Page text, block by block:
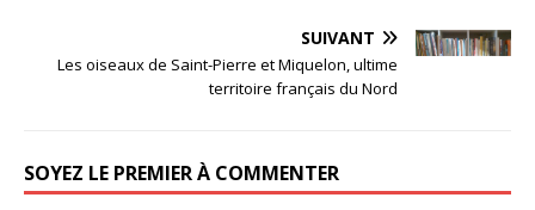
SUIVANT
Les oiseaux de Saint-Pierre et Miquelon, ultime
territoire français du Nord
SOYEZ LE PREMIER À COMMENTER